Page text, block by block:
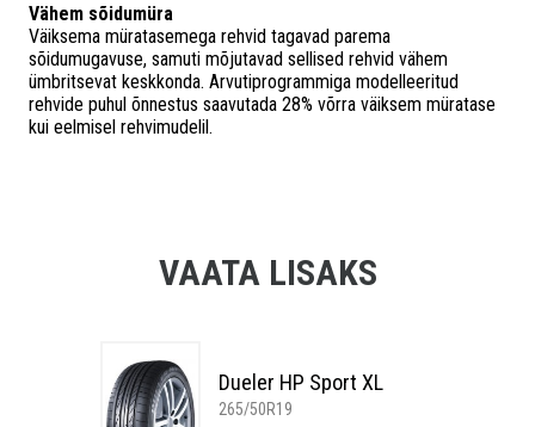
Vähem sõidumüra
Väiksema müratasemega rehvid tagavad parema
sõidumugavuse, samuti mõjutavad sellised rehvid vähem
ümbritsevat keskkonda. Arvutiprogrammiga modelleeritud
rehvide puhul õnnestus saavutada 28% võrra väiksem müratase
kui eelmisel rehvimudelil.
VAATA LISAKS
Dueler HP Sport XL
265/50R19